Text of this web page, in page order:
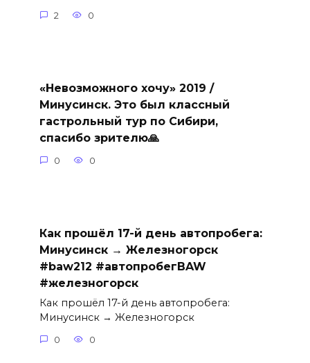
2 0
«Невозможного хочу» 2019 /
Минусинск. Это был классный
гастрольный тур по Сибири,
спасибо зрителю🙏
0 0
Как прошёл 17-й день автопробега:
Минусинск → Железногорск
#baw212 #автопробегBAW
#железногорск
Как прошёл 17-й день автопробега:
Минусинск → Железногорск
0 0